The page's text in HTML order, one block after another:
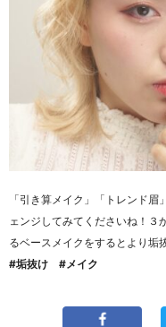
「引き算メイク」「トレンド
ェンジしてみてくださいね！３
るベースメイクをするとより垢
#垢抜け #メイク